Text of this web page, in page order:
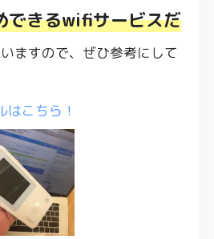
できるwifiサービスだ
ますので、ぜひ参考にして
はこちら！